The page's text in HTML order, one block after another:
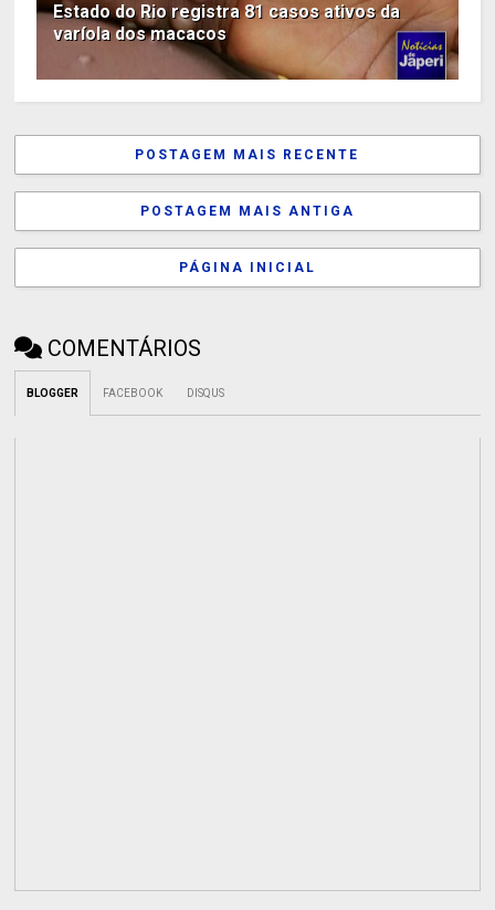
Estado do Rio registra 81 casos ativos da
varíola dos macacos
POSTAGEM MAIS RECENTE
POSTAGEM MAIS ANTIGA
PÁGINA INICIAL
COMENTÁRIOS
BLOGGER FACEBOOK DISQUS